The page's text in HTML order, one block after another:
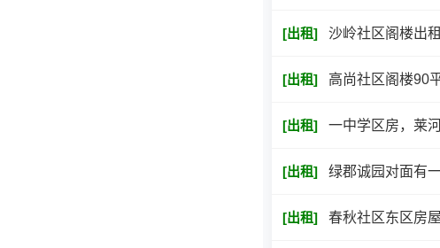
[出租] 沙岭社区阁楼出
[出租] 高尚社区阁楼90
[出租] 一中学区房，莱
[出租] 绿郡诚园对面有
[出租] 春秋社区东区房